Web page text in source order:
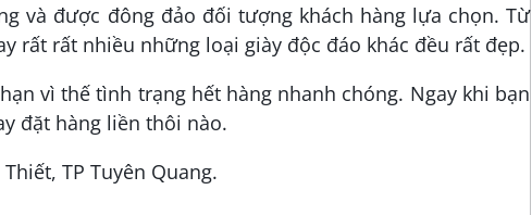
và được đông đảo đối tượng khách hàng lựa chọn. Từ
rất rất nhiều những loại giày độc đáo khác đều rất đẹp.
vì thế tình trạng hết hàng nhanh chóng. Ngay khi bạn
đặt hàng liền thôi nào.
TP Tuyên Quang.